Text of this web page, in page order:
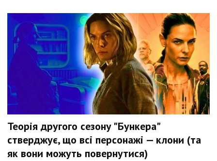
Теорія другого сезону "Бункера"
стверджує, що всі персонажі — клони (та
як вони можуть повернутися)